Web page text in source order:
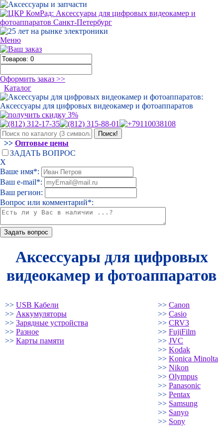
Меню
Оформить заказ >>
Каталог
>> Оптовые цены
ЗАДАТЬ ВОПРОС
Х
Ваше имя*:
Ваш e-mail*:
Ваш регион:
Вопрос или комментарий*:
Аксессуары для цифровых
видеокамер и фотоаппаратов
>> USB Кабели
>> Аккумуляторы
>> Зарядные устройства
>> Разное
>> Карты памяти
>> Canon
>> Casio
>> CRV3
>> FujiFilm
>> JVC
>> Kodak
>> Konica Minolta
>> Nikon
>> Olympus
>> Panasonic
>> Pentax
>> Samsung
>> Sanyo
>> Sony